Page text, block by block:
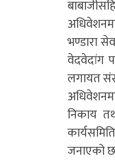
भण्डारा
वेदवेदांग
लगायत
निकाय
जनाएको